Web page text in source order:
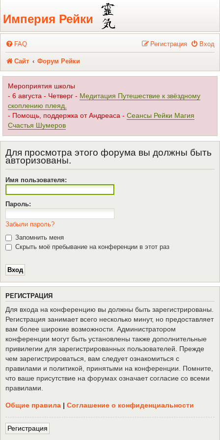
Регистрация
Империя Рейки
FAQ Вход
Регистрация
Сайт Форум Рейки
Мероприятия школы
- 6 августа - Четверг - Медитация Путешествие к звёздному
скоплению плеяд,
- Помощь, поддержка от Андреаса - Сеансы Рейки Магия
Счастья Шумеров
Для просмотра этого форума вы должны быть
авторизованы.
Имя пользователя:
Пароль:
Забыли пароль?
Запомнить меня
Скрыть моё пребывание на конференции в этот раз
РЕГИСТРАЦИЯ
Для входа на конференцию вы должны быть зарегистрированы.
Регистрация занимает всего несколько минут, но предоставляет
вам более широкие возможности. Администратором
конференции могут быть установлены также дополнительные
привилегии для зарегистрированных пользователей. Прежде
чем зарегистрироваться, вам следует ознакомиться с
правилами и политикой, принятыми на конференции. Помните,
что ваше присутствие на форумах означает согласие со всеми
правилами.
Общие правила | Соглашение о конфиденциальности
Регистрация